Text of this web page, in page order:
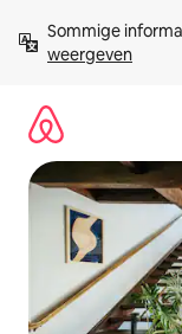
direct
naar
Sommige
weergeven